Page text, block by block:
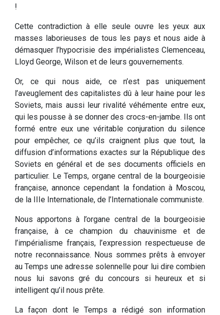
!
Cette contradiction à elle seule ouvre les yeux aux
masses laborieuses de tous les pays et nous aide à
démasquer l’hypocrisie des impérialistes Clemenceau,
Lloyd George, Wilson et de leurs gouvernements.
Or, ce qui nous aide, ce n’est pas uniquement
l’aveuglement des capitalistes dû à leur haine pour les
Soviets, mais aussi leur rivalité véhémente entre eux,
qui les pousse à se donner des crocs-en-jambe. Ils ont
formé entre eux une véritable conjuration du silence
pour empêcher, ce qu’ils craignent plus que tout, la
diffusion d’informations exactes sur la République des
Soviets en général et de ses documents officiels en
particulier. Le Temps, organe central de la bourgeoisie
française, annonce cependant la fondation à Moscou,
de la IIIe Internationale, de l’Internationale communiste.
Nous apportons à l’organe central de la bourgeoisie
française, à ce champion du chauvinisme et de
l’impérialisme français, l’expression respectueuse de
notre reconnaissance. Nous sommes prêts à envoyer
au Temps une adresse solennelle pour lui dire combien
nous lui savons gré du concours si heureux et si
intelligent qu’il nous prête.
La façon dont le Temps a rédigé son information